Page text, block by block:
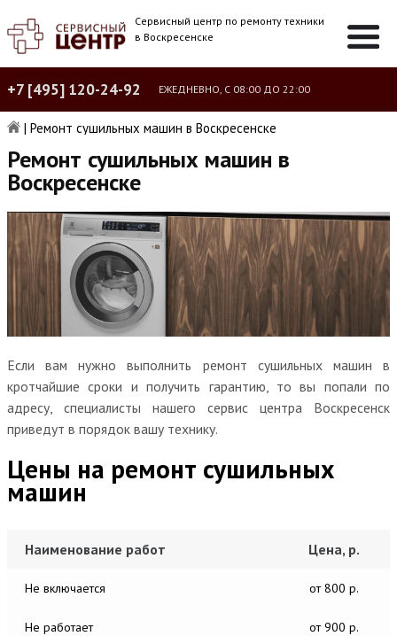
Сервисный центр по ремонту техники
в Воскресенске
+7 [495] 120-24-92 ЕЖЕДНЕВНО, С 08:00 ДО 22:00
| Ремонт сушильных машин в Воскресенске
Ремонт сушильных машин в
Воскресенске
Если вам нужно выполнить ремонт сушильных машин в
кротчайшие сроки и получить гарантию, то вы попали по
адресу, специалисты нашего сервис центра Воскресенск
приведут в порядок вашу технику.
Цены на ремонт сушильных
машин
Наименование работ Цена, р.
Не включается от 800 р.
Не работает от 900 р.